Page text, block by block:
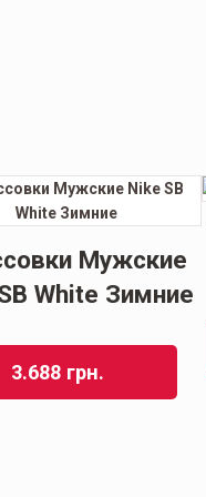
Мужские
White Зимние
3.688 грн.